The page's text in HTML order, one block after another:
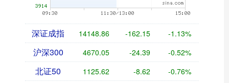
深证成指 14148.86 -162.15 -1.13%
沪深300 4670.05 -24.39 -0.52%
北证50 1125.62 -8.62 -0.76%